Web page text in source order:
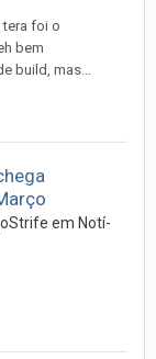
foi o
bem
build, mas...
em Notí­